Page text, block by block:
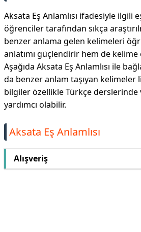
Aksata Eş Anlamlısı ifadesiyle ilgili
öğrenciler tarafından sıkça
benzer anlama gelen kelimeleri
anlatımı güçlendirir hem de kelime
Aşağıda Aksata Eş Anlamlısı ile
da benzer anlam taşıyan kelimeler
bilgiler özellikle Türkçe derslerinde
yardımcı olabilir.
Aksata Eş Anlamlısı
Alışveriş